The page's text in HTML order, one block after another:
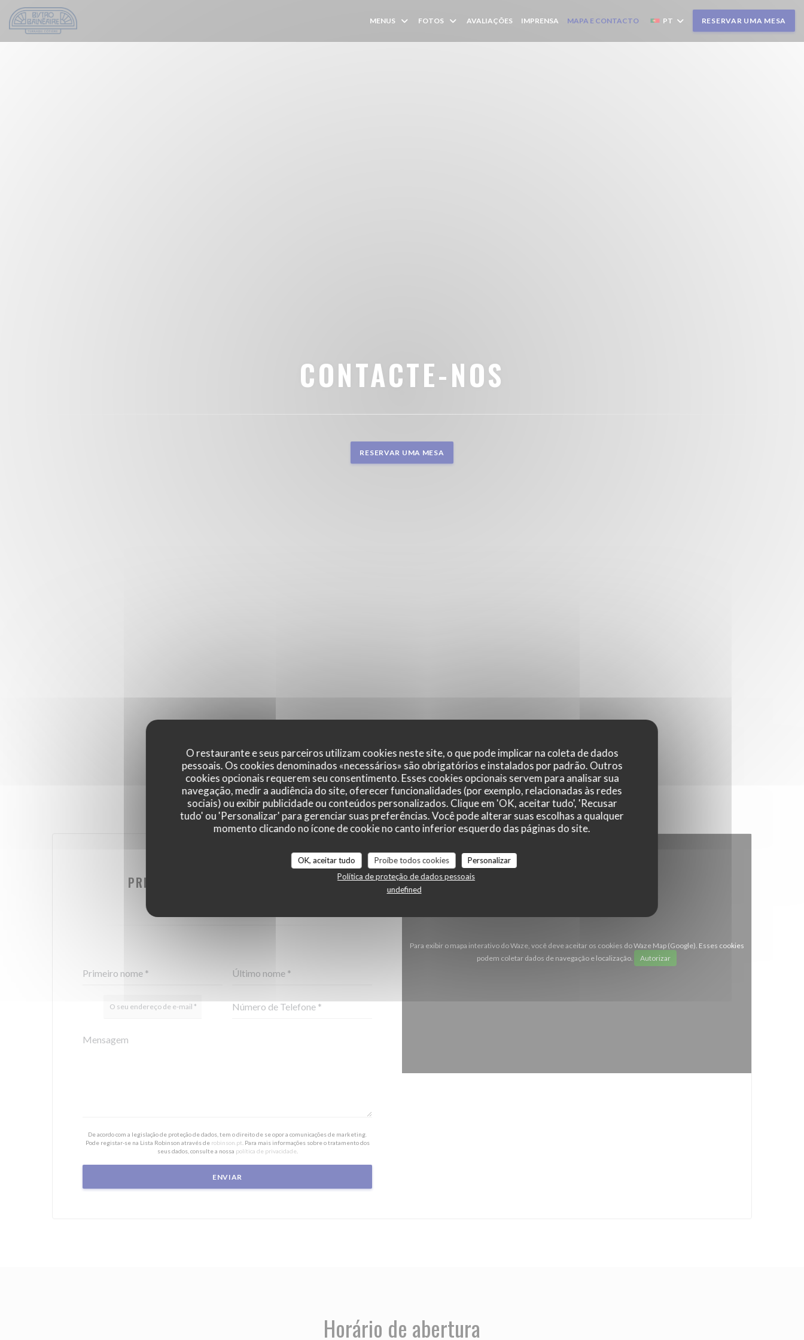
Painel de Gerenciamento de Cookies
O restaurante e seus parceiros utilizam cookies neste site, o que pode implicar na coleta de dados
pessoais. Os cookies denominados «necessários» são obrigatórios e instalados por padrão. Outros
cookies opcionais requerem seu consentimento. Esses cookies opcionais servem para analisar sua
navegação, medir a audiência do site, oferecer funcionalidades (por exemplo, relacionadas às redes
sociais) ou exibir publicidade ou conteúdos personalizados. Clique em 'OK, aceitar tudo', 'Recusar
tudo' ou 'Personalizar' para gerenciar suas preferências. Você pode alterar suas escolhas a qualquer
momento clicando no ícone de cookie no canto inferior esquerdo das páginas do site.
OK, aceitar tudo Proíbe todos cookies
Personalizar
Política de proteção de dados pessoais
undefined
MENUS FOTOS AVALIAÇÕES IMPRENSA MAPA E CONTACTO PT RESERVAR UMA MESA
CONTACTE-NOS
RESERVAR UMA MESA
DESEJA CONTACTAR-NOS ?
PREENCHA O FORMULÁRIO ABAIXO!
De acordo com a legislação de proteção de dados, tem o direito de se opor a comunicações de marketing.
Pode registar-se na Lista Robinson através de robinson.pt . Para mais informações sobre o tratamento dos
seus dados, consulte a nossa política de privacidade
Para exibir o mapa interativo do Waze, você deve aceitar os cookies do Waze Map (Google). Esses cookies
podem coletar dados de navegação e localização.
Autorizar
Horário de abertura